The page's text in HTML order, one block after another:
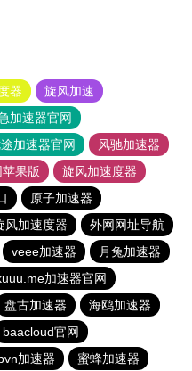
器
旋风加速
加速器官网
加速器官网
风驰加速器
果版
旋风加速度器
原子加速器
风加速度器
外网网址导航
veee加速器
月兔加速器
加速器官网
盘古加速器
海鸥加速器
baacloud官网
加速器
蜜蜂加速器